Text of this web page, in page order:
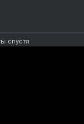
спустя